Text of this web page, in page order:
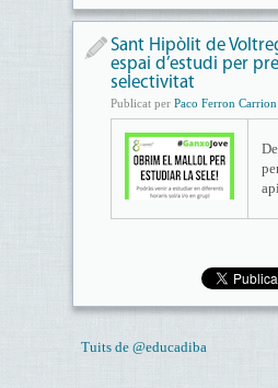
Sant Hipòlit de
espai d’estudi per
selectivitat
Publicat per Paco Ferron Carrion
Tuits de @educadiba